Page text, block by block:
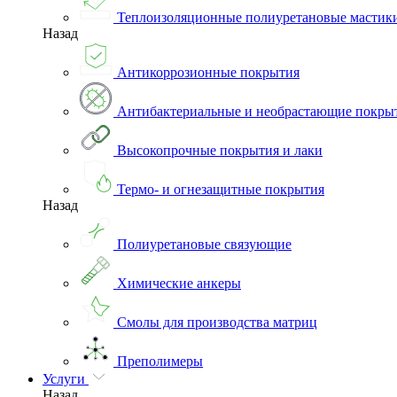
Теплоизоляционные полиуретановые
Назад
Антикоррозионные покрытия
Антибактериальные и необрастающие
Высокопрочные покрытия и лаки
Термо- и огнезащитные покрытия
Назад
Полиуретановые связующие
Химические анкеры
Смолы для производства матриц
Преполимеры
Услуги